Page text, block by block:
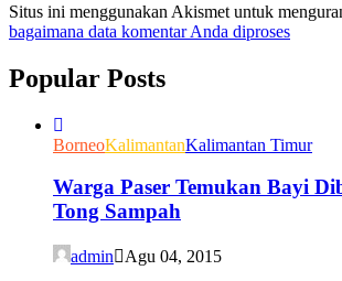
Situs ini menggunakan Akismet untuk
bagaimana data komentar Anda diproses
Popular Posts
BorneoKalimantanKalimantan Timur
Warga Paser Temukan Bayi
Tong Sampah
admin Agu 04, 2015